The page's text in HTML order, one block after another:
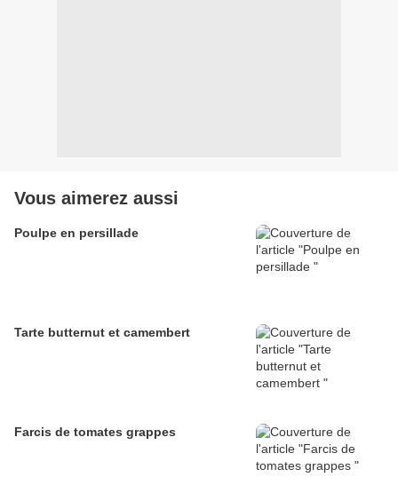
Vous aimerez aussi
Poulpe en persillade
Tarte butternut et camembert
Farcis de tomates grappes